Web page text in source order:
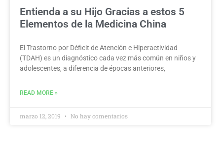
Entienda a su Hijo Gracias a estos 5
Elementos de la Medicina China
El Trastorno por Déficit de Atención e Hiperactividad
(TDAH) es un diagnóstico cada vez más común en niños y
adolescentes, a diferencia de épocas anteriores,
READ MORE »
marzo 12, 2019 No hay comentarios